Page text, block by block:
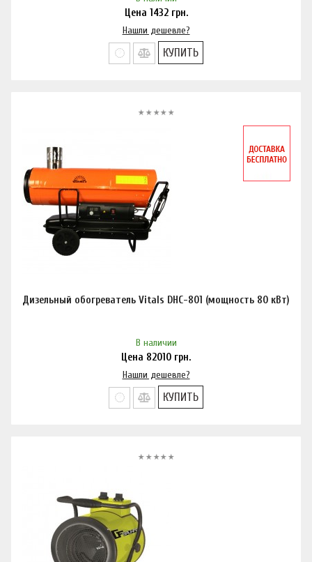
Цена 1432грн.
Нашли дешевле?
КУПИТЬ
Дизельный обогреватель Vitals DHC-801 (мощность 80 кВт)
В наличии
Цена 82010 грн.
Нашли дешевле?
КУПИТЬ